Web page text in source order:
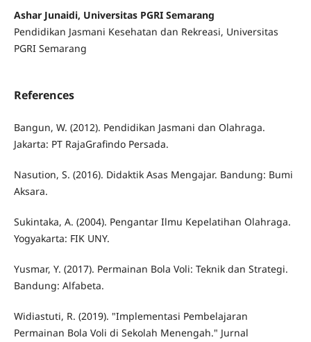
Ashar Junaidi, Universitas PGRI Semarang
Pendidikan Jasmani Kesehatan dan Rekreasi, Universitas
PGRI Semarang
References
Bangun, W. (2012). Pendidikan Jasmani dan Olahraga.
Jakarta: PT RajaGrafindo Persada.
Nasution, S. (2016). Didaktik Asas Mengajar. Bandung: Bumi
Aksara.
Sukintaka, A. (2004). Pengantar Ilmu Kepelatihan Olahraga.
Yogyakarta: FIK UNY.
Yusmar, Y. (2017). Permainan Bola Voli: Teknik dan Strategi.
Bandung: Alfabeta.
Widiastuti, R. (2019). "Implementasi Pembelajaran
Permainan Bola Voli di Sekolah Menengah." Jurnal